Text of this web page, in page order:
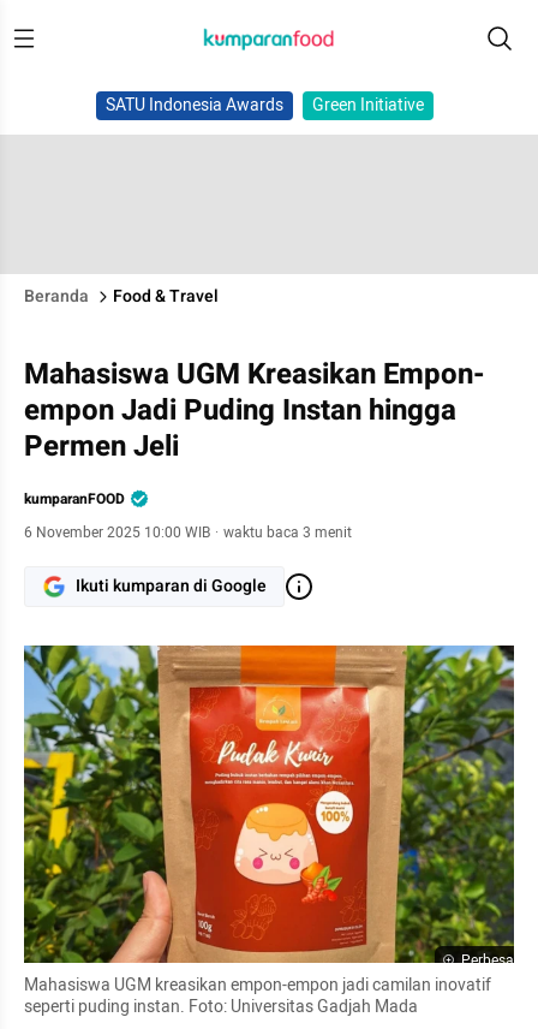
SATU Indonesia Awards Green Initiative
Beranda Food & Travel
Mahasiswa UGM Kreasikan Empon-
empon Jadi Puding Instan hingga
Permen Jeli
kumparanFOOD
6 November 2025 10:00 WIB · waktu baca 3 menit
Ikuti kumparan di Google
Perbesar
Mahasiswa UGM kreasikan empon-empon jadi camilan inovatif
seperti puding instan. Foto: Universitas Gadjah Mada